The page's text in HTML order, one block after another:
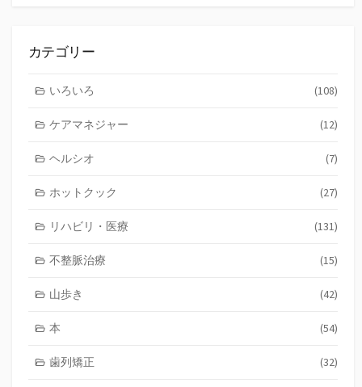
記
カテゴリー
いろいろ (108)
ケアマネジャー (12)
ヘルシオ (7)
ホットクック (27)
リハビリ・医療 (131)
不整脈治療 (15)
山歩き (42)
本 (54)
歯列矯正 (32)